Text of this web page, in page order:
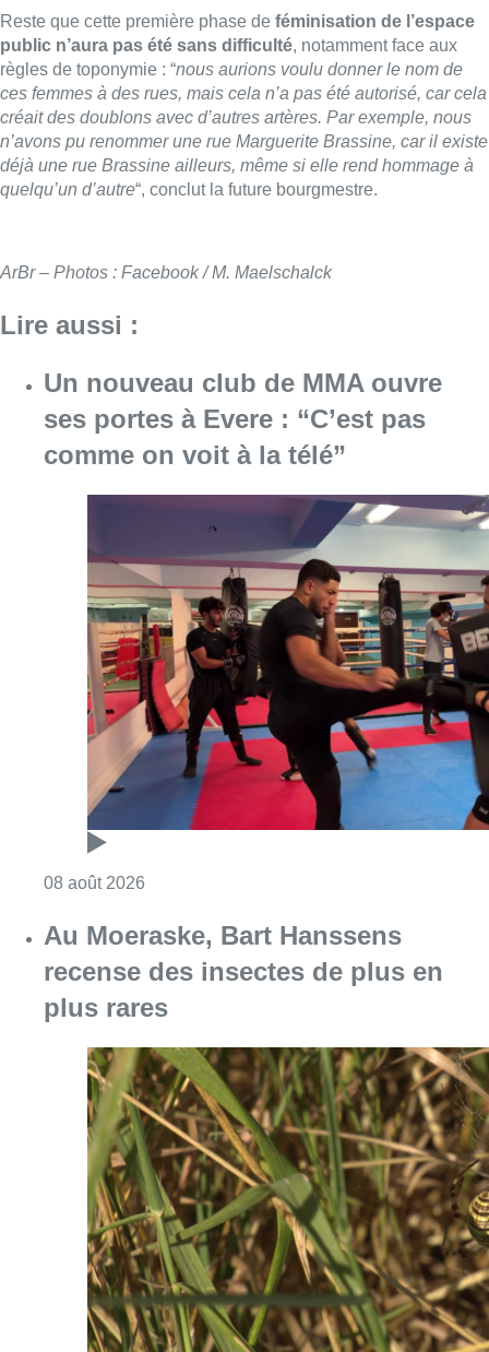
Reste que cette première phase de féminisation de l’espace
public n’aura pas été sans difficulté, notamment face aux
règles de toponymie : “nous aurions voulu donner le nom de
ces femmes à des rues, mais cela n’a pas été autorisé, car cela
créait des doublons avec d’autres artères. Par exemple, nous
n’avons pu renommer une rue Marguerite Brassine, car il existe
déjà une rue Brassine ailleurs, même si elle rend hommage à
quelqu’un d’autre“, conclut la future bourgmestre.
ArBr – Photos : Facebook / M. Maelschalck
Lire aussi :
Un nouveau club de MMA ouvre
ses portes à Evere : “C’est pas
comme on voit à la télé”
08 août 2026
Au Moeraske, Bart Hanssens
recense des insectes de plus en
plus rares